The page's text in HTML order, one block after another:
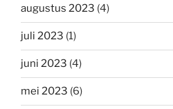
augustus 2023 (4)
juli 2023 (1)
juni 2023 (4)
mei 2023 (6)